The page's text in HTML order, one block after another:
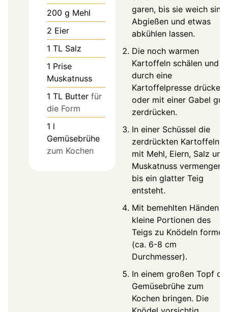
200 g Mehl
2 Eier
1 TL Salz
1 Prise
Muskatnuss
1 TL Butter für
die Form
1 l
Gemüsebrühe
zum Kochen
garen, bis sie weich sind.
Abgießen und etwas
abkühlen lassen.
Die noch warmen
Kartoffeln schälen und
durch eine
Kartoffelpresse drücken
oder mit einer Gabel gut
zerdrücken.
In einer Schüssel die
zerdrückten Kartoffeln
mit Mehl, Eiern, Salz und
Muskatnuss vermengen,
bis ein glatter Teig
entsteht.
Mit bemehlten Händen
kleine Portionen des
Teigs zu Knödeln formen
(ca. 6-8 cm
Durchmesser).
In einem großen Topf die
Gemüsebrühe zum
Kochen bringen. Die